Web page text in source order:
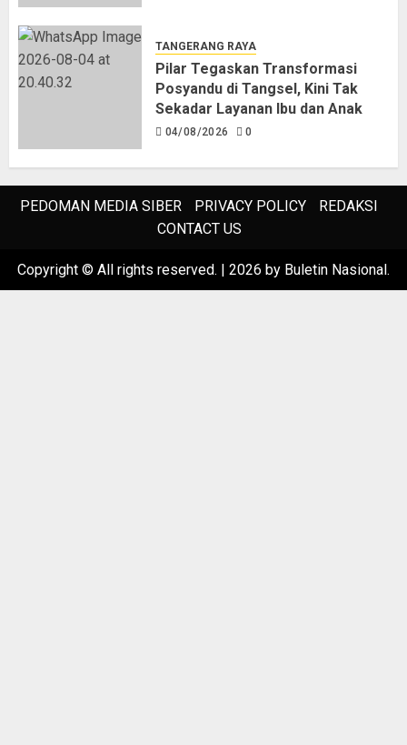
TANGERANG RAYA
Pilar Tegaskan Transformasi
Posyandu di Tangsel, Kini Tak
Sekadar Layanan Ibu dan Anak
04/08/2026 0
PEDOMAN MEDIA SIBER PRIVACY POLICY
REDAKSI
CONTACT US
Copyright © All rights reserved. 2026 by Buletin Nasional.